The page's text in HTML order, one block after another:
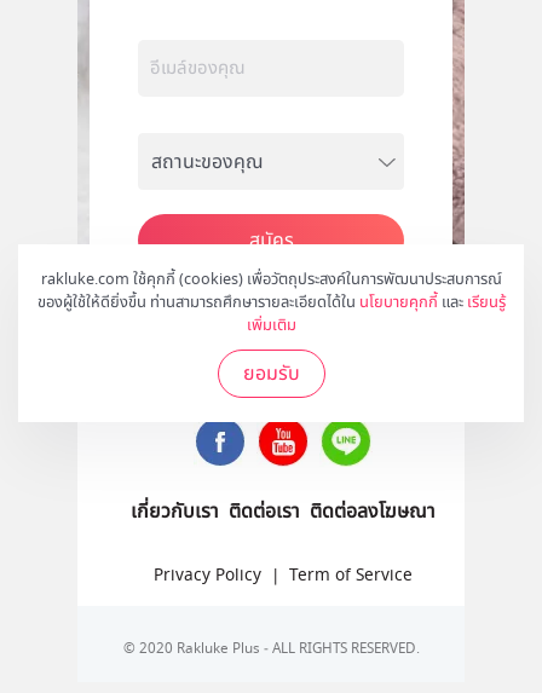
rakluke.com ใช้คุกกี้ (cookies) เพื่อวัตถุประสงค์ในการพัฒนาประสบการณ์
ของผู้ใช้ให้ดียิ่งขึ้น ท่านสามารถศึกษารายละเอียดได้ใน นโยบายคุกกี้ และ เรียนรู้
เพิ่มเติม
ยอมรับ
สมัคร
ติดตามเราได้ที่
เกี่ยวกับเรา ติดต่อเรา ติดต่อลงโฆษณา
Privacy Policy | Term of Service
© 2020 Rakluke Plus - ALL RIGHTS RESERVED.